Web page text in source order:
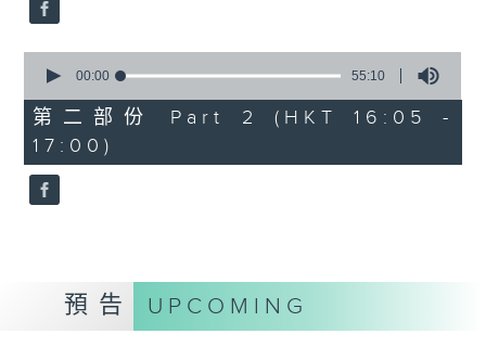
Hayato SUMINO (Heiman CHEUNG
Three Nocturnes (12’)
Rain (5’)
Nobuo UEMATSU (Hilson YIP arr.)
Final Fantasy: Midgar Fantasy
Suite (15’)
Hall, The Hong Kong Academy for
Performing Arts on on 18/4/2026
seconds
55
minutes,
10
seconds
00:00 55:10
第二部份 Part 2 (HKT 16:05 -
17:00)
預告 UPCOMING